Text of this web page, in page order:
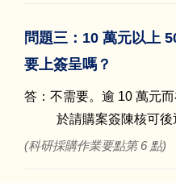
問題三：10 萬元以上
要上簽呈嗎？
答：不需要。逾 10 萬元
於請購案簽陳核可後
(科研採購作業要點第 6 點)